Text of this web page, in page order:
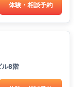
体験・相談予約
ル8階